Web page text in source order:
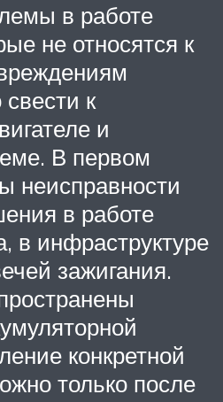
в работе
не относятся к
к
и
В первом
неисправности
в работе
в инфраструктуре
зажигания.
конкретной
только после